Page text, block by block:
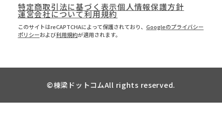
特定商取引法に基づく表示個人情報保護方針
運営会社について利用規約
このサイトはreCAPTCHAによって保護されており、 Googleのプライバシー
ポリシーおよび利用規約が適用されます。
©棟梁ドットコムAll rights reserved.